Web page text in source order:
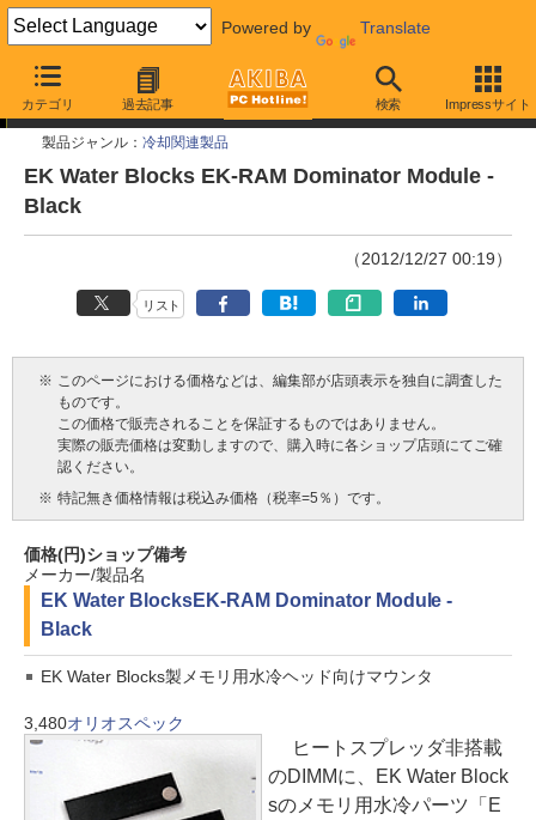
Powered by Translate
カテゴリ 過去記事 検索 Impressサイト
今週見つけた新製品
製品ジャンル： 冷却関連製品
EK Water Blocks EK-RAM Dominator Module -
Black
（2012/12/27 00:19）
リスト
※ このページにおける価格などは、編集部が店頭表示を独自に調査した
ものです。
この価格で販売されることを保証するものではありません。
実際の販売価格は変動しますので、購入時に各ショップ店頭にてご確
認ください。
※ 特記無き価格情報は税込み価格（税率=5％）です。
価格(円)ショップ備考
メーカー/製品名
EK Water BlocksEK-RAM Dominator Module -
Black
EK Water Blocks製メモリ用水冷ヘッド向けマウンタ
3,480オリオスペック
ヒートスプレッダ非搭載
のDIMMに、EK Water Block
sのメモリ用水冷パーツ「E